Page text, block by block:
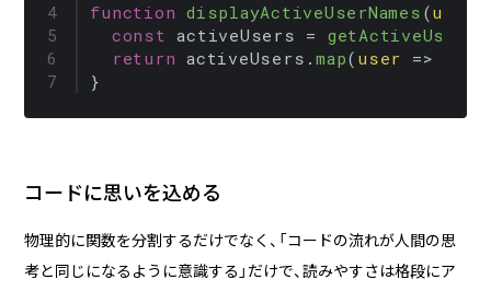
function displayActiveUserNames (users
const activeUsers = getActiveUsers
return activeUsers.map( user =>
}
コードに思いを込める
物理的に関数を分割するだけでなく、「コードの流れが人間の思
考と同じになるように意識する」だけで、読みやすさは格段にア